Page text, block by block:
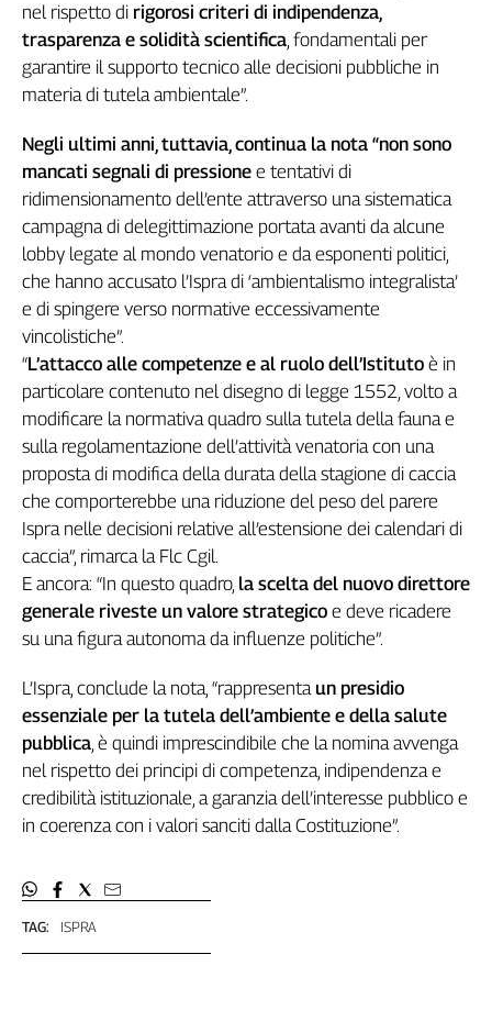
G8
di
Genova,
il
della
120
Cgil
Collettiva
Academy
Collettiva
Play
Rubriche
Collettiva
Talk
La
settimana
Girasoli
Sassolino
Linea
Economica
It
Easy
Inserti
Idea
Diffusa
Le
trasmissioni
TAG: ISPRA
nel rispetto di rigorosi criteri di indipendenza,
trasparenza e solidità scientifica, fondamentali per
garantire il supporto tecnico alle decisioni pubbliche in
materia di tutela ambientale”.
Negli ultimi anni, tuttavia, continua la nota “non sono
mancati segnali di pressione e tentativi di
ridimensionamento dell’ente attraverso una sistematica
campagna di delegittimazione portata avanti da alcune
lobby legate al mondo venatorio e da esponenti politici,
che hanno accusato l’Ispra di ‘ambientalismo integralista’
e di spingere verso normative eccessivamente
vincolistiche”.
“L’attacco alle competenze e al ruolo dell’Istituto è in
particolare contenuto nel disegno di legge 1552, volto a
modificare la normativa quadro sulla tutela della fauna e
sulla regolamentazione dell’attività venatoria con una
proposta di modifica della durata della stagione di caccia
che comporterebbe una riduzione del peso del parere
Ispra nelle decisioni relative all’estensione dei calendari di
caccia”, rimarca la Flc Cgil.
E ancora: “In questo quadro, la scelta del nuovo direttore
generale riveste un valore strategico e deve ricadere
su una figura autonoma da influenze politiche”.
L’Ispra, conclude la nota, “rappresenta un presidio
essenziale per la tutela dell’ambiente e della salute
pubblica, è quindi imprescindibile che la nomina avvenga
nel rispetto dei principi di competenza, indipendenza e
credibilità istituzionale, a garanzia dell’interesse pubblico e
in coerenza con i valori sanciti dalla Costituzione”.